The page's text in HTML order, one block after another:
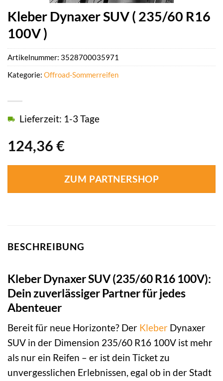
Kleber Dynaxer SUV ( 235/60 R16
100V )
124,36 €
Lieferzeit: 1-3 Tage
ZUM PARTNERSHOP
Artikelnummer: 3528700035971
Kategorie: Offroad-Sommerreifen
BESCHREIBUNG
Kleber Dynaxer SUV (235/60 R16 100V):
Dein zuverlässiger Partner für jedes
Abenteuer
Bereit für neue Horizonte? Der Kleber Dynaxer
SUV in der Dimension 235/60 R16 100V ist mehr
als nur ein Reifen – er ist dein Ticket zu
unvergesslichen Erlebnissen, egal ob in der Stadt